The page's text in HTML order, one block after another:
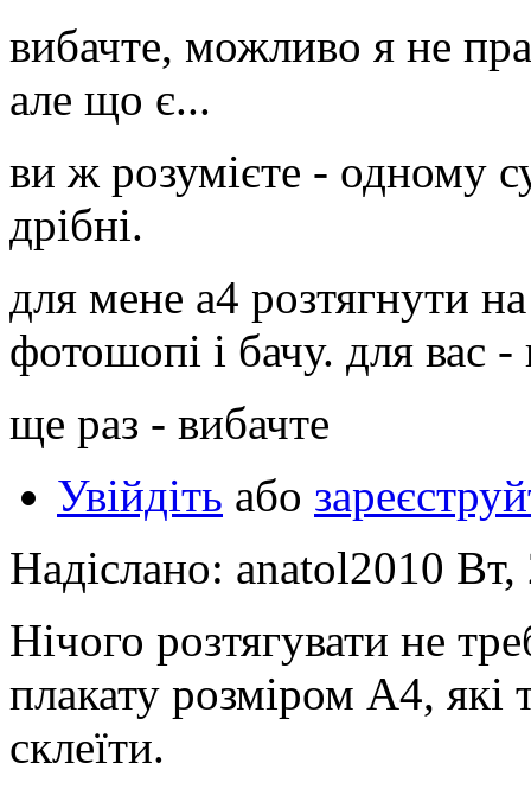
вибачте, можливо я не
але що є...
ви ж розумієте - одному
дрібні.
для мене а4 розтягнути
фотошопі і бачу. для вас
ще раз - вибачте
Увійдіть або
Надіслано: anatol2010
Нічого розтягувати не
плакату розміром А4, які
склеїти.